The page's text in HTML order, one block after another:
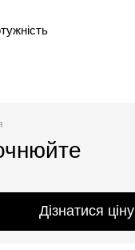
Дізнатися ціну